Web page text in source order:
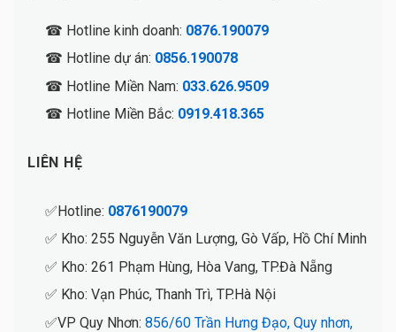
☎ Hotline kinh doanh: 0876.190079
☎ Hotline dự án: 0856.190078
☎ Hotline Miền Nam: 033.626.9509
☎ Hotline Miền Bắc: 0919.418.365
LIÊN HỆ
✅Hotline: 0876190079
✅ Kho: 255 Nguyễn Văn Lượng, Gò Vấp, Hồ Chí Minh
✅ Kho: 261 Phạm Hùng, Hòa Vang, TP.Đà Nẵng
✅ Kho: Vạn Phúc, Thanh Trì, TP.Hà Nội
✅VP Quy Nhơn: 856/60 Trần Hưng Đạo, Quy nhơn,